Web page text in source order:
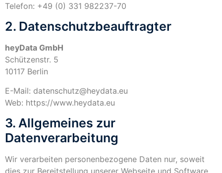
Telefon: +49 (0) 331 982237-70
2. Datenschutzbeauftragter
heyData GmbH
Schützenstr. 5
10117 Berlin
E-Mail: datenschutz@heydata.eu
Web: https://www.heydata.eu
3. Allgemeines zur
Datenverarbeitung
Wir verarbeiten personenbezogene Daten nur, soweit
dies zur Bereitstellung unserer Webseite und Software